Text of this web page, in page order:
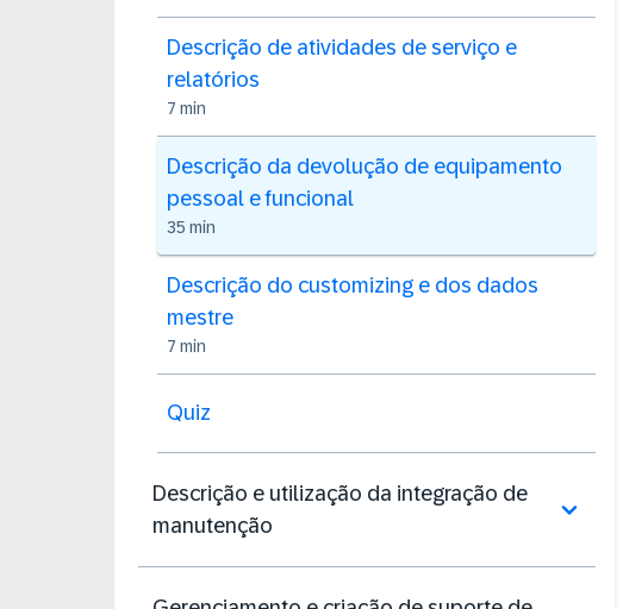
Descrição de atividades de serviço e
relatórios
7 min
Descrição da devolução de equipamento
pessoal e funcional
35 min
Descrição do customizing e dos dados
mestre
7 min
Quiz
Descrição e utilização da integração de
manutenção